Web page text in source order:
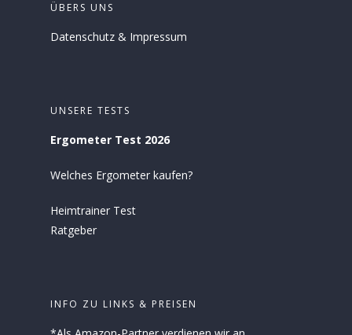
ÜBERS UNS
Datenschutz & Impressum
UNSERE TESTS
Ergometer Test 2026
Welches Ergometer kaufen?
Heimtrainer Test
Ratgeber
INFO ZU LINKS & PREISEN